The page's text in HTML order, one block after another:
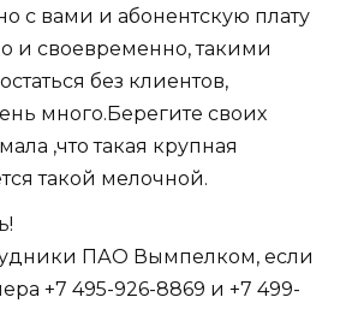
с вами и абонентскую плату
и своевременно, такими
без клиентов,
много.Берегите своих
,что такая крупная
такой мелочной.
ПАО Вымпелком, если
+7 495-926-8869 и +7 499-